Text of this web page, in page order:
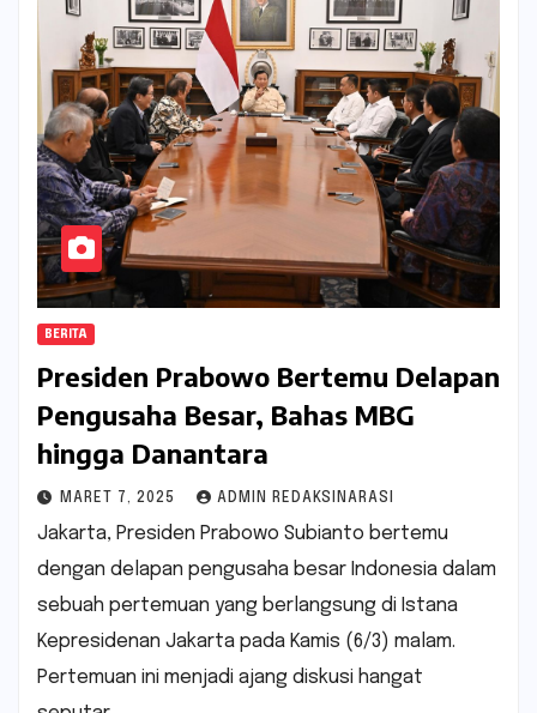
BERITA
Presiden Prabowo Bertemu Delapan
Pengusaha Besar, Bahas MBG
hingga Danantara
MARET 7, 2025 ADMIN REDAKSINARASI
Jakarta, Presiden Prabowo Subianto bertemu
dengan delapan pengusaha besar Indonesia dalam
sebuah pertemuan yang berlangsung di Istana
Kepresidenan Jakarta pada Kamis (6/3) malam.
Pertemuan ini menjadi ajang diskusi hangat